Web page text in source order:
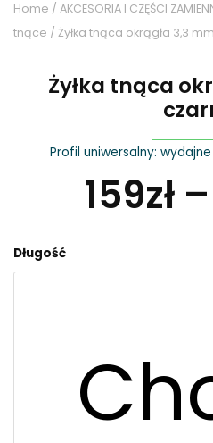
Home / AKCESORIA I CZĘŚCI
tnące / Żyłka tnąca okrągła 3,3
Żyłka tnąca
Profil uniwersalny:
159zł –
Długość
tnąca